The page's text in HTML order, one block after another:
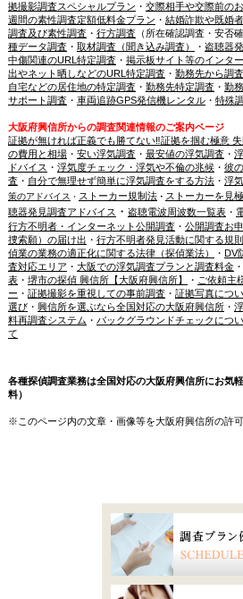
拠撮影調査スペシャルプラン ・ 交際相手や交際前の
週間の素性調査定額低料金プラン ・ 結婚詐欺や既婚
調査及び素性調査・ 行方調査（所在確認調査・安否
種データ調査・ 取材調査（聞き込み調査） ・ 盗聴器
中傷関連のURL特定調査・ 掲示板サイト等のインタ
出やネット晒しなどのURL特定調査・ 勤務先から調
自宅などの居住地の特定調査・ 勤務先特定調査・ 勤
サポート調査・ 車両追跡GPS発信機レンタル・ 特殊
大阪府興信所からの調査関連情報のご案内ページ
証拠が無ければ正義でも勝てない‼証拠を掴む極意
の費用と相場・ 安い浮気調査・ 最安値の浮気調査・
ドバイス ・ 浮気度チェック・浮気や不倫の兆候・ 彼
査・ 自分で無理せず簡単に浮気調査をする方法・ 浮
策のアドバイス ・ ストーカー規制法・ ストーカーを見
聴器発見調査アドバイス ・ 盗聴電波周波数一覧表・
行方不明者・インターネット公開調査・ 公開調査お
捜索願）の届け出 ・ 行方不明者発見活動に関する規則
偵業の業務の適正化に関する法律（探偵業法）
・ DV
査対応エリア ・ 大阪での浮気調査プランと調査料金・
表・ 堺市の探偵 興信所【大阪府興信所】 ・ ご依頼主
ー ・ 証拠撮影を重視しての事前調査・ 証拠写真につ
選び・ 興信所を選ぶなら全国対応の大阪府興信所・
料再調査システム ・ バックグラウンドチェックにつ
て
各種探偵調査業務は全国対応の大阪府興信所にお気
料）
※このページ内の文章・画像等を大阪府興信所の許